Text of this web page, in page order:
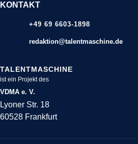
KONTAKT
+49 69 6603-1898
redaktion@talentmaschine.de
TALENTMASCHINE
ist ein Projekt des
VDMA e. V.
Lyoner Str. 18
60528 Frankfurt